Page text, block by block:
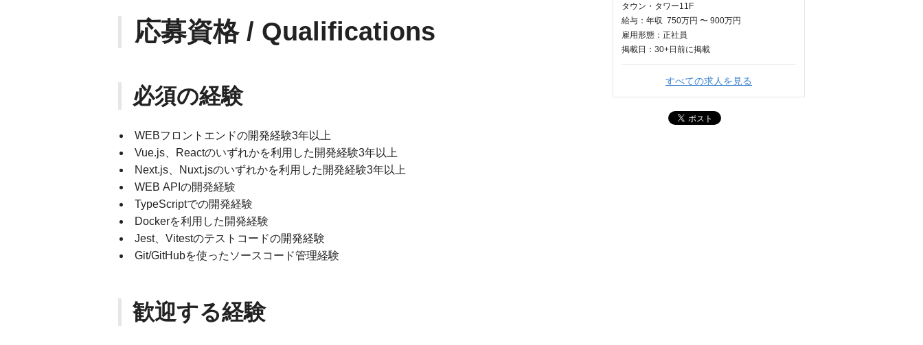
応募資格 / Qualifications
必須の経験
WEBフロントエンドの開発経験3年以上
Vue.js、Reactのいずれかを利用した開発経験3年以上
Next.js、Nuxt.jsのいずれかを利用した開発経験3年以上
WEB APIの開発経験
TypeScriptでの開発経験
Dockerを利用した開発経験
Jest、Vitestのテストコードの開発経験
Git/GitHubを使ったソースコード管理経験
歓迎する経験
タウン・タワー11F
給与： 年収 750万円 〜 900万円
雇用形態：正社員
掲載日： 30+日 前に掲載
すべての求人を見る